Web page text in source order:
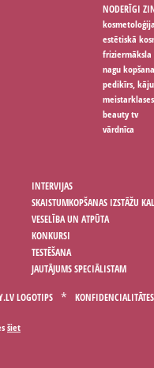
NODERĪGI
kosmetoloģija
estētiskā
friziermāksla
nagu
pedikīrs,
meistarklases
beauty tv
vārdnīca
INTERVIJAS
SKAISTUMKOPŠANAS IZSTĀŽU
VESELĪBA UN ATPŪTA
KONKURSI
TESTĒŠANA
JAUTĀJUMS SPECIĀLISTAM
LOGOTIPS
šiet